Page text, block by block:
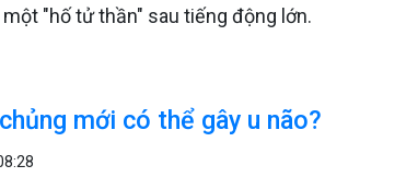
"hố tử thần" sau tiếng động lớn.
mới có thể gây u não?